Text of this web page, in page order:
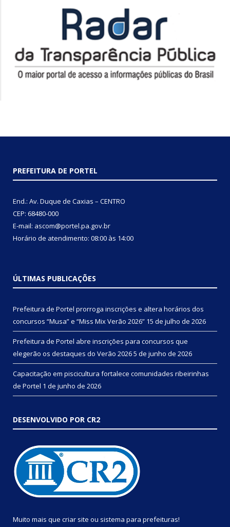
PREFEITURA DE PORTEL
End.: Av. Duque de Caxias – CENTRO
CEP: 68480-000
E-mail: ascom@portel.pa.gov.br
Horário de atendimento: 08:00 às 14:00
ÚLTIMAS PUBLICAÇÕES
Prefeitura de Portel prorroga inscrições e altera horários dos
concursos “Musa” e “Miss Mix Verão 2026” 15 de julho de 2026
Prefeitura de Portel abre inscrições para concursos que
elegerão os destaques do Verão 20265 de junho de 2026
Capacitação em piscicultura fortalece comunidades ribeirinhas
de Portel 1 de junho de 2026
DESENVOLVIDO POR CR2
Muito mais que criar site ou sistema para prefeituras!